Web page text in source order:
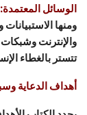
الوسائل المعتمدة:
ومنها
والإنترنت
تتستر بالغطاء
أهداف الدعاية